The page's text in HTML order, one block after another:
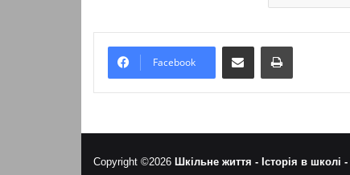
Facebook
Надіслати електронною поштоюНадрукувати
Copyright ©2026 Шкільне життя - Історія в школі -